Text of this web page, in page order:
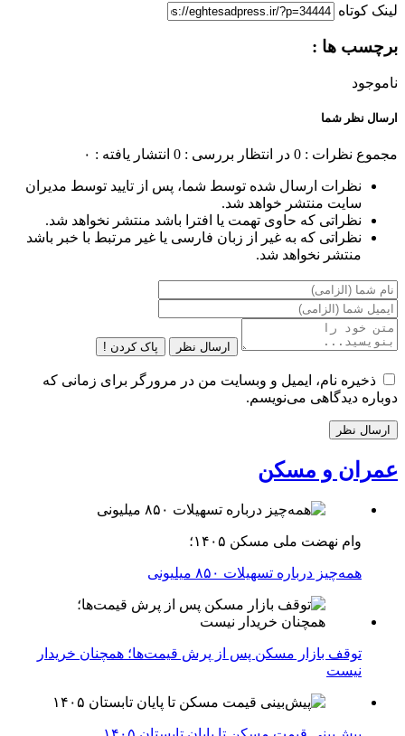
لینک کوتاه
برچسب ها :
ناموجود
ارسال نظر شما
مجموع نظرات : 0 در انتظار بررسی : 0 انتشار یافته : ۰
نظرات ارسال شده توسط شما، پس از تایید توسط مدیران
سایت منتشر خواهد شد.
نظراتی که حاوی تهمت یا افترا باشد منتشر نخواهد شد.
نظراتی که به غیر از زبان فارسی یا غیر مرتبط با خبر باشد
منتشر نخواهد شد.
ارسال نظر پاک کردن !
ذخیره نام، ایمیل و وبسایت من در مرورگر برای زمانی که
دوباره دیدگاهی می‌نویسم.
عمران و مسکن
وام نهضت ملی مسکن ۱۴۰۵؛
همه‌چیز درباره تسهیلات ۸۵۰ میلیونی
توقف بازار مسکن پس از پرش قیمت‌ها؛ همچنان خریدار
نیست